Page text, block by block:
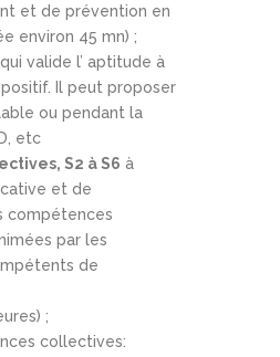
et de prévention en
environ 45 mn) ;
valide l’ aptitude à
Il peut proposer
ou pendant la
etc
S2 à S6 à
et de
compétences
par les
de
;
collectives: